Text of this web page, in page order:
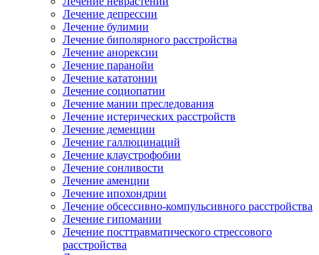
Лечение депрессии
Лечение булимии
Лечение биполярного расстройства
Лечение анорексии
Лечение паранойи
Лечение кататонии
Лечение социопатии
Лечение мании преследования
Лечение истерических расстройств
Лечение деменции
Лечение галлюцинаций
Лечение клаустрофобии
Лечение сонливости
Лечение аменции
Лечение ипохондрии
Лечение обсессивно-компульсивного расстройства
Лечение гипомании
Лечение посттравматического стрессового
расстройства